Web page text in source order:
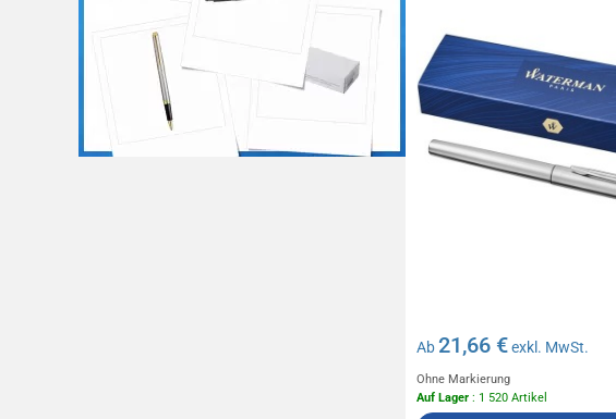
Ab21,66 €exkl. MwSt.
Ohne Markierung
Auf Lager : 1 520 Artikel